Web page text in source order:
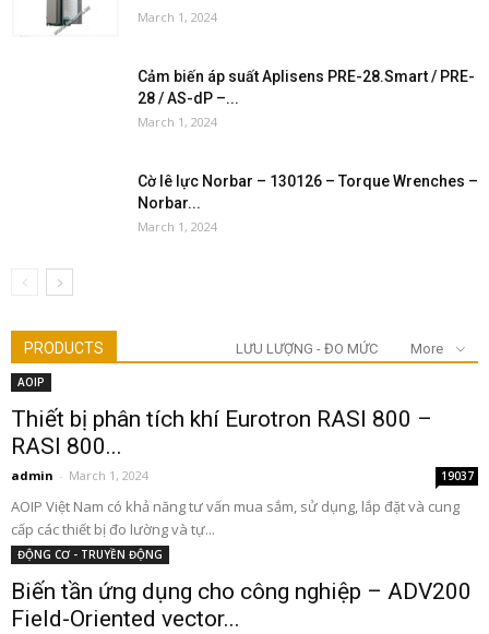
March 1, 2024
Cảm biến áp suất Aplisens PRE-28.Smart / PRE-
28 / AS-dP –...
March 1, 2024
Cờ lê lực Norbar – 130126 – Torque Wrenches –
Norbar...
March 1, 2024
PRODUCTS LƯU LƯỢNG - ĐO MỨC More
AOIP
Thiết bị phân tích khí Eurotron RASI 800 –
RASI 800...
admin - March 1, 2024 19037
AOIP Việt Nam có khả năng tư vấn mua sắm, sử dụng, lắp đặt và cung
cấp các thiết bị đo lường và tự...
ĐỘNG CƠ - TRUYỀN ĐỘNG
Biến tần ứng dụng cho công nghiệp – ADV200
Field-Oriented vector...